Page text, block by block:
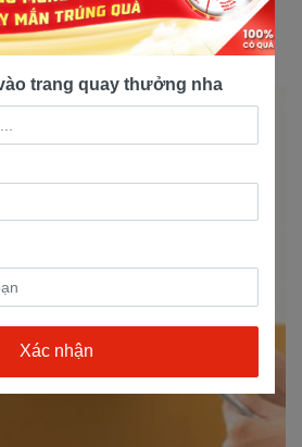
Xin vui lòng đọc bản Chính sách
hơn...
trang quay thưởng nha